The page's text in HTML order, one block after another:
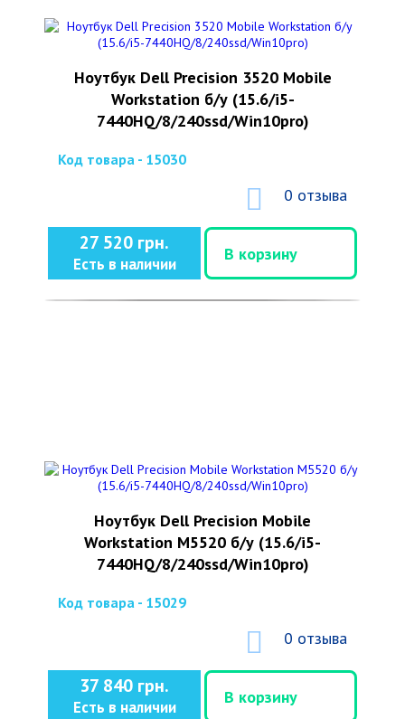
Ноутбук Dell Precision 3520 Mobile
Workstation б/у (15.6/i5-
7440HQ/8/240ssd/Win10pro)
Код товара - 15030
0 отзыва
27 520 грн.
Есть в наличии
В корзину
Ноутбук Dell Precision Mobile
Workstation M5520 б/у (15.6/i5-
7440HQ/8/240ssd/Win10pro)
Код товара - 15029
0 отзыва
37 840 грн.
Есть в наличии
В корзину